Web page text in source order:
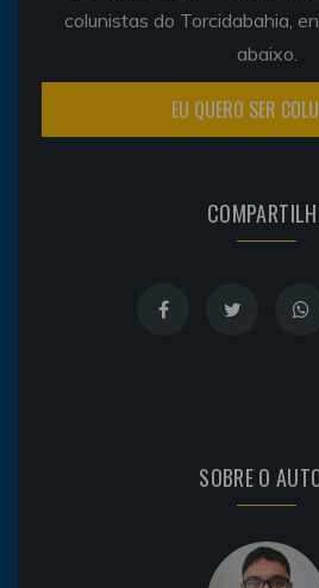
colunistas do Torcidabahia,
abaixo.
EU QUERO SER
SOBRE O